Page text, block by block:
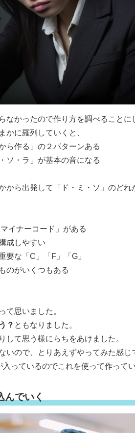
なかったので作り方を調べることに
かに羅列していくと、
ら作る」の２パターンある
ソ・ラ」が基本の音になる
から出発して「ド・ミ・ソ」のどれ
イナーコード」がある
成しやすい
要な「C」「F」「G」
のがいくつもある
て思いました。
？ ともなりました。
して思う様にらちをあけました。
いので、とりあえずやってみた感じ
っているのでこれを使って作って
でいく